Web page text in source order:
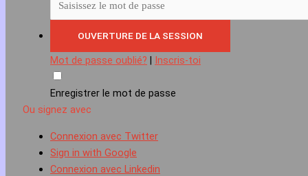
Mot de passe oublié? | Inscris-toi
Enregistrer le mot de passe
Ou signez avec
Connexion avec Twitter
Sign in with Google
Connexion avec Linkedin